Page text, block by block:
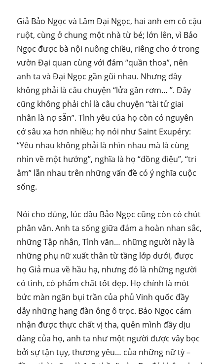
Giả Bảo Ngọc và Lâm Đại Ngọc, hai anh em cô cậu
ruột, cùng ở chung một nhà từ bé; lớn lên, vì Bảo
Ngọc được bà nội nuông chiều, riêng cho ở trong
vườn Đại quan cùng với đám “quần thoa”, nên
anh ta và Đại Ngọc gần gũi nhau. Nhưng đây
không phải là câu chuyện “lửa gần rơm… ”. Đây
cũng không phải chỉ là câu chuyện “tài tử giai
nhân là nợ sẵn”. Tình yêu của họ còn có nguyên
cớ sâu xa hơn nhiều; họ nói như Saint Exupéry:
“Yêu nhau không phải là nhìn nhau mà là cùng
nhìn về một hướng”, nghĩa là họ “đồng điệu”, “tri
âm” lẫn nhau trên những vấn đề có ý nghĩa cuộc
sống.
Nói cho đúng, lúc đầu Bảo Ngọc cũng còn có chút
phân vân. Anh ta sống giữa đám a hoàn nhan sắc,
những Tập nhân, Tình văn… những người này là
những phụ nữ xuất thân từ tầng lớp dưới, được
họ Giả mua về hầu hạ, nhưng đó là những người
có tình, có phẩm chất tốt đẹp. Họ chính là mót
bức màn ngăn bụi trần của phủ Vinh quốc đầy
dẫy những hạng đàn ông ô trọc. Bảo Ngọc cảm
nhận được thực chất vị tha, quên mình đầy dịu
dàng của họ, anh ta như một người được vây bọc
bởi sự tận tụy, thương yêu… của những nữ tỳ –